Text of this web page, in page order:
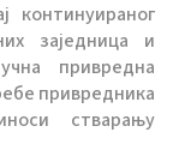
континуираног
заједница и
привредна
привредника
стварању